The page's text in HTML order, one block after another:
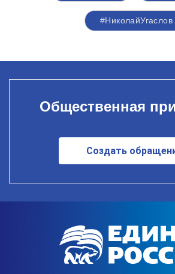
#НиколайУгаслов
Общественная
Создать